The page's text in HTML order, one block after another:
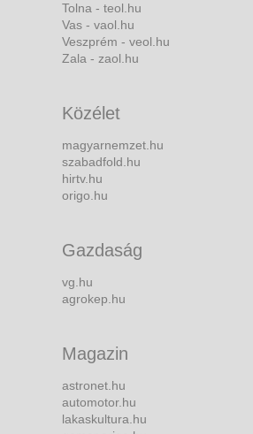
Tolna - teol.hu
Vas - vaol.hu
Veszprém - veol.hu
Zala - zaol.hu
Közélet
magyarnemzet.hu
szabadfold.hu
hirtv.hu
origo.hu
Gazdaság
vg.hu
agrokep.hu
Magazin
astronet.hu
automotor.hu
lakaskultura.hu